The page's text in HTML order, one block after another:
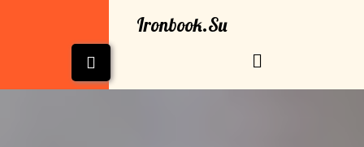
содержимому
Ironbook.su
Открыть